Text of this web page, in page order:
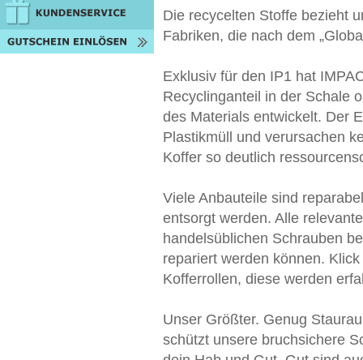
Die recycelten Stoffe bezieht
Fabriken, die nach dem
Exklusiv für den IP1 hat
Recyclinganteil in der Schale
des Materials entwickelt. Der
Plastikmüll und verursachen
Koffer so deutlich
Viele Anbauteile sind
entsorgt werden. Alle
handelsüblichen Schrauben
repariert werden können.
Kofferrollen, diese werden
Unser Größter. Genug
schützt unsere bruchsichere